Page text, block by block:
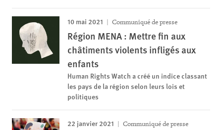
10 mai 2021 Communiqué de presse
Région MENA : Mettre fin aux
châtiments violents infligés aux
enfants
Human Rights Watch a créé un indice classant
les pays de la région selon leurs lois et
politiques
22 janvier 2021 Communiqué de presse